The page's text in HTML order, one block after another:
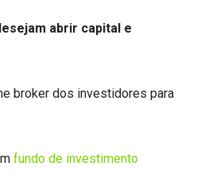
abrir capital e
broker dos investidores para
fundo de investimento